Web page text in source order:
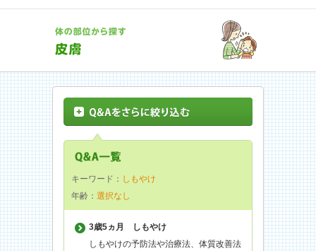
キーワード： しもやけ
年齢： 選択なし
3歳5ヵ月
しもやけ
しもやけの予防法や治療法、体質改善法